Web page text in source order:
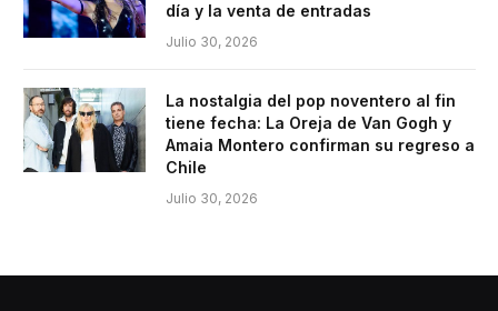
día y la venta de entradas
Julio 30, 2026
La nostalgia del pop noventero al fin
tiene fecha: La Oreja de Van Gogh y
Amaia Montero confirman su regreso a
Chile
Julio 30, 2026